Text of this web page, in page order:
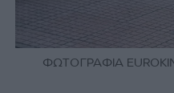
ΦΩΤΟΓΡΑΦΙΑ